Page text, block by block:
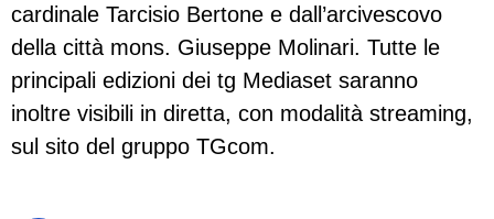
cardinale Tarcisio Bertone e dall’arcivescovo
della città mons. Giuseppe Molinari. Tutte le
principali edizioni dei tg Mediaset saranno
inoltre visibili in diretta, con modalità streaming,
sul sito del gruppo TGcom.